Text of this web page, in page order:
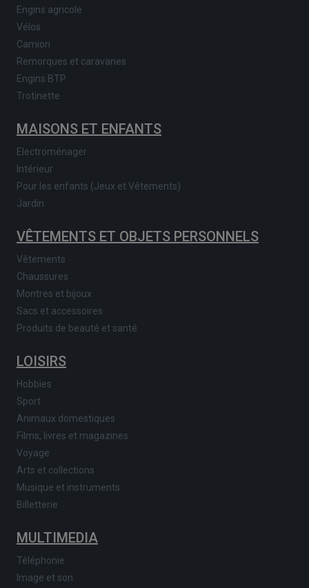
Engins agricole
Vélos
Camion
Remorques et caravanes
Engins BTP
Trotinette
MAISONS ET ENFANTS
Electroménager
Intérieur
Pour les enfants (Jeux et Vêtements)
Jardin
VÊTEMENTS ET OBJETS PERSONNELS
Vêtements
Chaussures
Montres et bijoux
Sacs et accessoires
Produits de beauté et santé
LOISIRS
Hobbies
Sport
Animaux domestiques
Films, livres et magazines
Voyage
Arts et collections
Musique et instruments
Billetterie
MULTIMEDIA
Téléphonie
Image et son